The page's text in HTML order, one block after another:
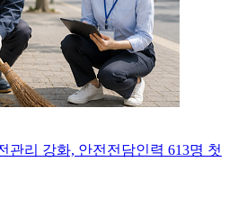
관리 강화, 안전전담인력 613명 첫